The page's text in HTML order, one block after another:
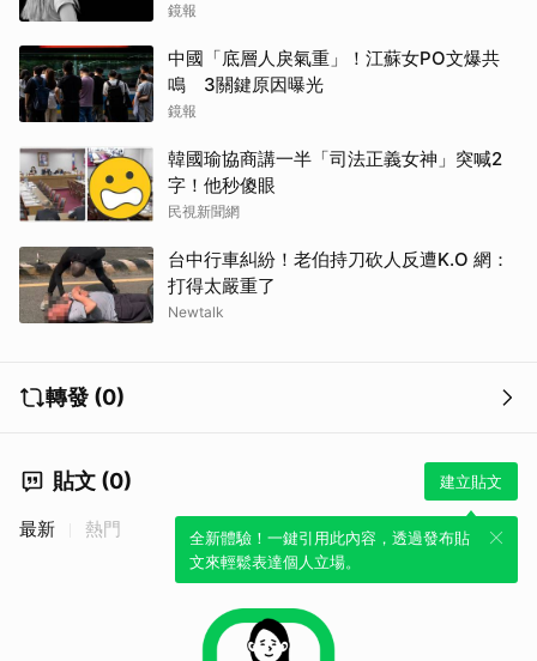
鏡報
中國「底層人戾氣重」！江蘇女PO文爆共
鳴 3關鍵原因曝光
鏡報
韓國瑜協商講一半「司法正義女神」突喊2
字！他秒傻眼
民視新聞網
台中行車糾紛！老伯持刀砍人反遭K.O 網：
打得太嚴重了
Newtalk
轉發 (0)
貼文 (0) 建立貼文
全新體驗！一鍵引用此內容，透過發布貼
文來輕鬆表達個人立場。
最新 熱門